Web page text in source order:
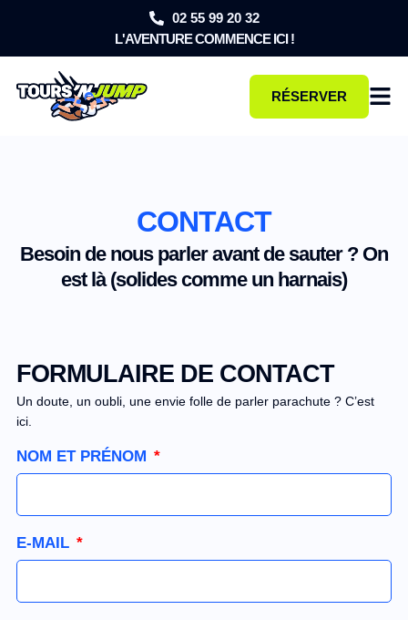
L'AVENTURE COMMENCE ICI !
02 55 99 20 32
RÉSERVER
CONTACT
Besoin de nous parler avant de sauter ? On
est là (solides comme un harnais)
FORMULAIRE DE CONTACT
Un doute, un oubli, une envie folle de parler parachute ? C’est
ici.
NOM ET PRÉNOM
E-MAIL